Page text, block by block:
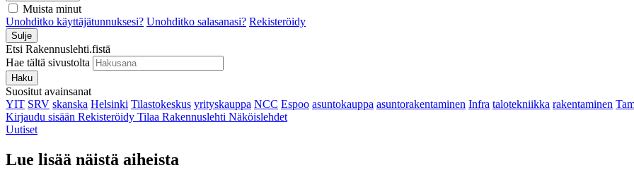
Muista minut
Unohditko käyttäjätunnuksesi? Unohditko salasanasi? Rekisteröidy
Sulje
Etsi Rakennuslehti.fistä
Hae tältä sivustolta
Haku
Suositut avainsanat
YIT SRV skanska Helsinki Tilastokeskus yrityskauppa NCC Espoo asuntokauppa asuntorakentaminen Infra talotekniikka rakentaminen
Kirjaudu sisään Rekisteröidy Tilaa Rakennuslehti Näköislehdet
Uutiset
Lue lisää näistä aiheista